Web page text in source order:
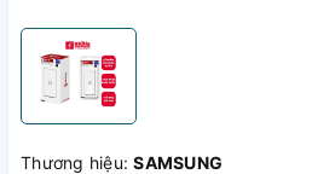
Thương hiệu:SAMSUNG